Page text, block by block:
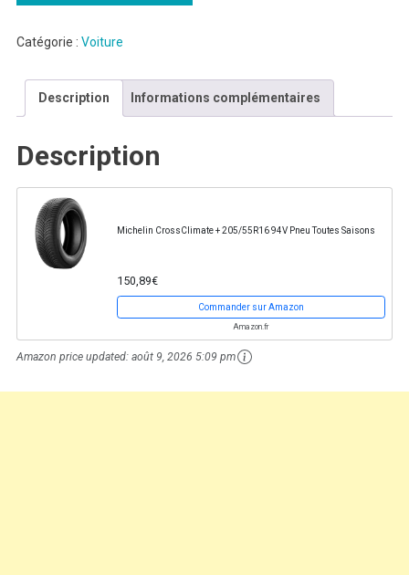
Catégorie : Voiture
Description Informations complémentaires
Description
Michelin CrossClimate + 205/55R16 94V Pneu Toutes Saisons
150,89€
Commander sur Amazon
Amazon.fr
Amazon price updated: août 9, 2026 5:09 pm